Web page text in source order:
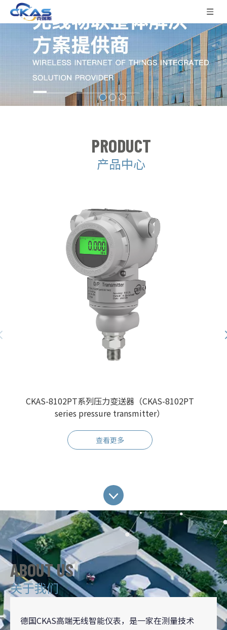
PRODUCT
产品中心
CKAS-8102PT系列压力变送器（CKAS-8102PT
series pressure transmitter）
查看更多
ABOUT US
关于我们
德国CKAS高端无线智能仪表，是一家在测量技术